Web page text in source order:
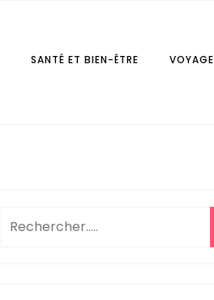
SANTÉ ET BIEN-ÊTRE VOYAGE